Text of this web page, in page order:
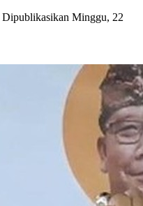
Dipublikasikan Minggu, 22